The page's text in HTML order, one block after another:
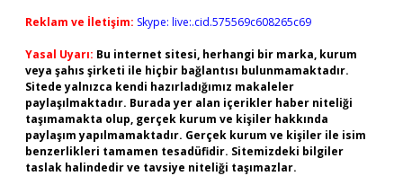
Reklam ve İletişim: Skype: live:.cid.575569c608265c69
Yasal Uyarı: Bu internet sitesi, herhangi bir marka, kurum
veya şahıs şirketi ile hiçbir bağlantısı bulunmamaktadır.
Sitede yalnızca kendi hazırladığımız makaleler
paylaşılmaktadır. Burada yer alan içerikler haber niteliği
taşımamakta olup, gerçek kurum ve kişiler hakkında
paylaşım yapılmamaktadır. Gerçek kurum ve kişiler ile isim
benzerlikleri tamamen tesadüfidir. Sitemizdeki bilgiler
taslak halindedir ve tavsiye niteliği taşımazlar.